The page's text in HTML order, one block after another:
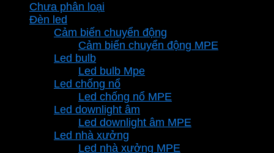
299.000 ₫.là:
Chưa phân loại
Đèn led
Cảm biến chuyển động
Cảm biến chuyển động MPE
Led bulb
Led bulb Mpe
Led chống nổ
Led chống nổ MPE
Led downlight âm
Led downlight âm MPE
Led nhà xưởng
Led nhà xưởng MPE